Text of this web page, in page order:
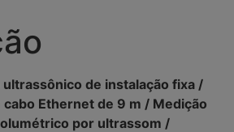
de instalação fixa /
cabo Ethernet de 9 m / Medição
por ultrassom /